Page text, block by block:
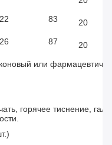
22 83
20
26 87
20
или
горячее тиснение,